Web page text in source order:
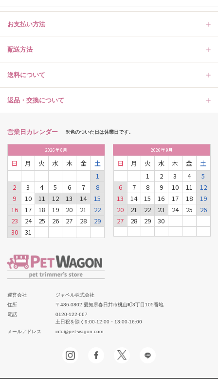
お支払い方法
配送方法
送料について
返品・交換について
営業日カレンダー ※色のついた日は休業日です。
2026年8月
日 月 火 水 木 金
土
1
2
3 4 5 6 7
8
9
10 11 12 13 14
15
16
17 18 19 20 21
22
23
24 25 26 27 28
29
30
31
2026年9月
日 月 火 水 木 金
土
1
2 3 4
5
6
7 8 9 10 11
12
13
14 15 16 17 18
19
20
21 22 23 24 25
26
27
28 29 30
運営会社
ジャペル株式会社
住所
〒486-0802 愛知県春日井市桃山町3丁目105番地
電話
0120-122-667
土日祝を除く9:00-12:00・13:00-16:00
メールアドレス
info@pet-wagon.com